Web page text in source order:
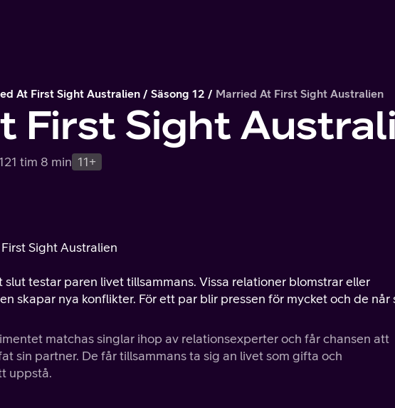
At First Sight Australien Säsong 12 Married At First Sight Australien
First Sight
1 tim 8 min 11+
Sight Australien
testar paren livet tillsammans. Vissa relationer blomstrar eller
skapar nya konflikter. För ett par blir pressen för mycket och de når
matchas singlar ihop av relationsexperter och får chansen att
sin partner. De får tillsammans ta sig an livet som gifta och
uppstå.